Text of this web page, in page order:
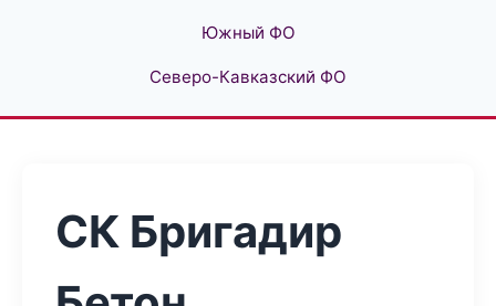
Южный ФО
Северо-Кавказский ФО
СК Бригадир